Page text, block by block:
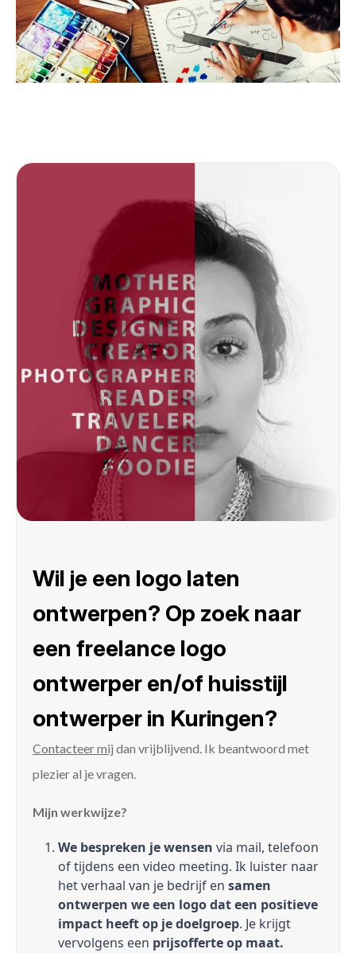
Wil je een logo laten
ontwerpen? Op zoek naar
een freelance logo
ontwerper en/of huisstijl
ontwerper in Kuringen?
Contacteer mij dan vrijblijvend. Ik beantwoord met
plezier al je vragen.
Mijn werkwijze?
We bespreken je wensen via mail, telefoon
of tijdens een video meeting. Ik luister naar
het verhaal van je bedrijf en samen
ontwerpen we een logo dat een positieve
impact heeft op je doelgroep. Je krijgt
vervolgens een prijsofferte op maat.